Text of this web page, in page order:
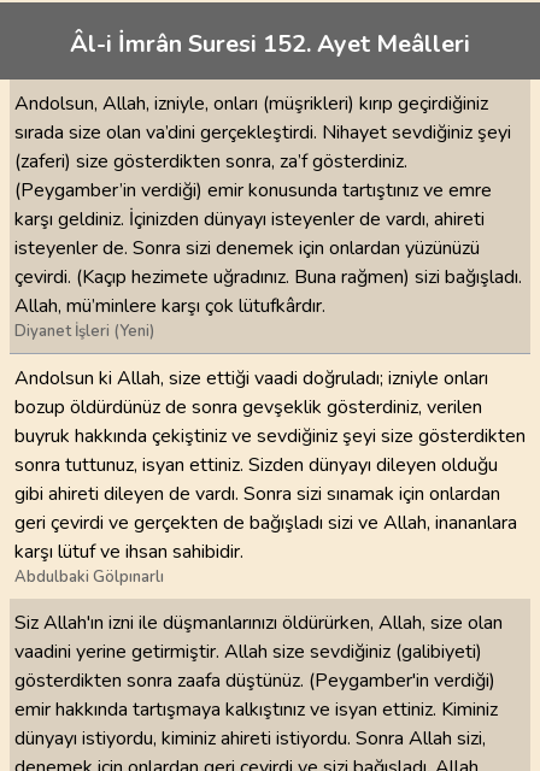
Âl-i İmrân Suresi 152. Ayet Meâlleri
Andolsun, Allah, izniyle, onları (müşrikleri) kırıp geçirdiğiniz
sırada size olan va’dini gerçekleştirdi. Nihayet sevdiğiniz şeyi
(zaferi) size gösterdikten sonra, za’f gösterdiniz.
(Peygamber’in verdiği) emir konusunda tartıştınız ve emre
karşı geldiniz. İçinizden dünyayı isteyenler de vardı, ahireti
isteyenler de. Sonra sizi denemek için onlardan yüzünüzü
çevirdi. (Kaçıp hezimete uğradınız. Buna rağmen) sizi bağışladı.
Allah, mü’minlere karşı çok lütufkârdır.
Diyanet İşleri (Yeni)
Andolsun ki Allah, size ettiği vaadi doğruladı; izniyle onları
bozup öldürdünüz de sonra gevşeklik gösterdiniz, verilen
buyruk hakkında çekiştiniz ve sevdiğiniz şeyi size gösterdikten
sonra tuttunuz, isyan ettiniz. Sizden dünyayı dileyen olduğu
gibi ahireti dileyen de vardı. Sonra sizi sınamak için onlardan
geri çevirdi ve gerçekten de bağışladı sizi ve Allah, inananlara
karşı lütuf ve ihsan sahibidir.
Abdulbaki Gölpınarlı
Siz Allah'ın izni ile düşmanlarınızı öldürürken, Allah, size olan
vaadini yerine getirmiştir. Allah size sevdiğiniz (galibiyeti)
gösterdikten sonra zaafa düştünüz. (Peygamber'in verdiği)
emir hakkında tartışmaya kalkıştınız ve isyan ettiniz. Kiminiz
dünyayı istiyordu, kiminiz ahireti istiyordu. Sonra Allah sizi,